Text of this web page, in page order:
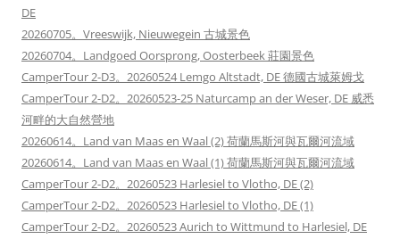
DE
20260705。Vreeswijk, Nieuwegein 古城景色
20260704。Landgoed Oorsprong, Oosterbeek 莊園景色
CamperTour 2-D3。20260524 Lemgo Altstadt, DE 德國古城萊姆戈
CamperTour 2-D2。20260523-25 Naturcamp an der Weser, DE 威悉
河畔的大自然營地
20260614。Land van Maas en Waal (2) 荷蘭馬斯河與瓦爾河流域
20260614。Land van Maas en Waal (1) 荷蘭馬斯河與瓦爾河流域
CamperTour 2-D2。20260523 Harlesiel to Vlotho, DE (2)
CamperTour 2-D2。20260523 Harlesiel to Vlotho, DE (1)
CamperTour 2-D2。20260523 Aurich to Wittmund to Harlesiel, DE